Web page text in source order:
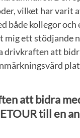
vilket har varit
både kollegor och
mig ett stödjande
drivkraften att
att bidra
till en